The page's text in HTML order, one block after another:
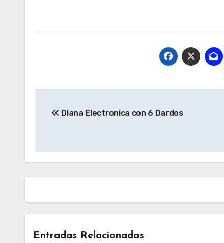
de
Diana Electronica con 6 Dardos
Entradas Relacionadas
Esencia Aromática de